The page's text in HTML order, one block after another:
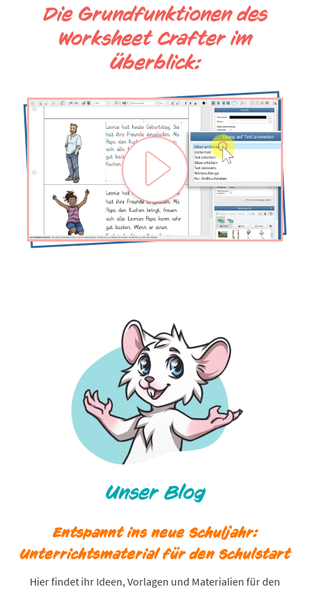
Die Grundfunktionen des
Worksheet Crafter im
Überblick:
Unser Blog
Entspannt ins neue Schuljahr:
Unterrichtsmaterial für den Schulstart
Hier findet ihr Ideen, Vorlagen und Materialien für den